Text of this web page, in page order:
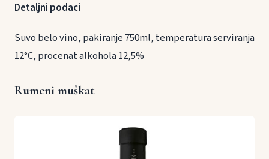
Detaljni podaci
Suvo belo vino, pakiranje 750ml, temperatura serviranja
12°C, procenat alkohola 12,5%
Rumeni muškat